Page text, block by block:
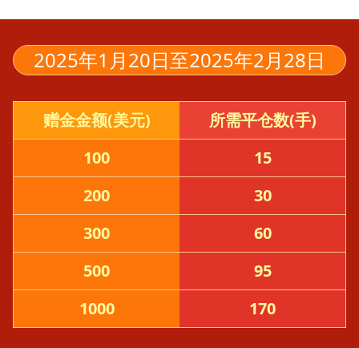
2025年1月20日至2025年2月28日
赠金金额(美元)
所需平仓数(手)
100
15
200
30
300
60
500
95
1000
170